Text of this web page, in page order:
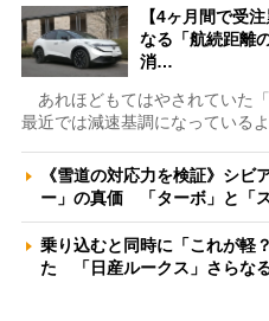
【4ヶ月間で受
なる「航続距離
消…
あれほどもてはやされていた
最近では減速基調になっている
《雪道の対応力を検証》シビ
ー」の真価 「ターボ」と「
乗り込むと同時に「これが軽
た 「日産ルークス」さらな